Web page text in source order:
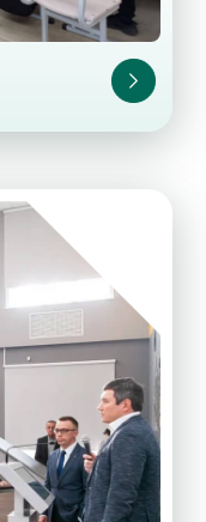
«ВУЗ-ИНК»
подготовки
35 дней —
на промысле.
партнеров
в сентябре.
Подробнее